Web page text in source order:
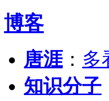
博客
唐涯： 多
知识分子